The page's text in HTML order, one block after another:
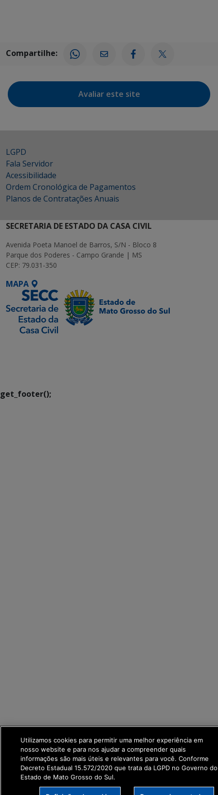
Compartilhe:
Avaliar este site
LGPD
Fala Servidor
Acessibilidade
Ordem Cronológica de Pagamentos
Planos de Contratações Anuais
SECRETARIA DE ESTADO DA CASA CIVIL
Avenida Poeta Manoel de Barros, S/N - Bloco 8
Parque dos Poderes - Campo Grande | MS
CEP: 79.031-350
MAPA
get_footer();
Utilizamos cookies para permitir uma melhor experiência em
nosso website e para nos ajudar a compreender quais
informações são mais úteis e relevantes para você. Conforme
Decreto Estadual 15.572/2020 que trata da LGPD no Governo do
Estado de Mato Grosso do Sul.